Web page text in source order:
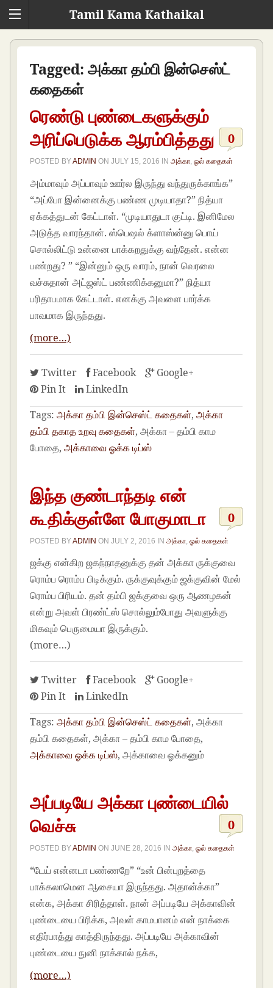
Tamil Kama Kathaikal
Tagged: அக்கா தம்பி இன்செஸ்ட்
கதைகள்
ரெண்டு புண்டைகளுக்கும்
அரிப்பெடுக்க ஆரம்பித்தது
0
POSTED BYADMIN ONJULY 15, 2016 INஅக்கா ,ஓல் கதைகள்
அம்மாவும் அப்பாவும் ஊர்ல இருந்து வந்துருக்காங்க”
“அப்போ இன்னைக்கு பண்ண முடியாதா?” நித்யா
ஏக்கத்துடன் கேட்டாள். “முடியாதுடா குட்டி. இனிமேல
அடுத்த வாரந்தான். ஸ்பெஷல் க்ளாஸ்ன்னு பொய்
சொல்லிட்டு உன்னை பாக்கறதுக்கு வந்தேன். என்ன
பண்றது? ” “இன்னும் ஒரு வாரம், நான் வெரலை
வச்சுதான் அட்ஜஸ்ட் பண்ணிக்கனுமா?” நித்யா
பரிதாபமாக கேட்டாள். எனக்கு அவளை பார்க்க
பாவமாக இருந்தது.
(more…)
Twitter Facebook
Google+
Pin It
LinkedIn
Tags: அக்கா தம்பி இன்செஸ்ட் கதைகள்,அக்கா
தம்பி தகாத உறவு கதைகள், அக்கா – தம்பி காம
போதை,அக்காவை ஓக்க டிப்ஸ்
இந்த குண்டாந்தடி என்
கூதிக்குள்ளே போகுமாடா
0
POSTED BY ADMIN ON JULY 2, 2016 INஅக்கா ,ஓல் கதைகள்
ஜக்கு என்கிற ஜகந்நாதனுக்கு தன் அக்கா ருக்குவை
ரொம்ப ரொம்ப பிடிக்கும். ருக்குவுக்கும் ஜக்குவின் மேல்
ரொம்ப பிரியம். தன் தம்பி ஜக்குவை ஒரு ஆணழகன்
என்று அவள் பிரண்ட்ஸ் சொல்லும்போது அவளுக்கு
மிகவும் பெருமையா இருக்கும்.
(more…)
Twitter Facebook
Google+
Pin It
LinkedIn
Tags: அக்கா தம்பி இன்செஸ்ட் கதைகள், அக்கா
தம்பி கதைகள், அக்கா – தம்பி காம போதை,
அக்காவை ஓக்க டிப்ஸ், அக்காவை ஓக்கனும்
அப்படியே அக்கா புண்டையில்
வெச்சு
0
POSTED BYADMIN ONJUNE 28, 2016 INஅக்கா ,ஓல் கதைகள்
“டேய் என்னடா பண்ணறே” “உன் பின்புறத்தை
பாக்கலாமென ஆசையா இருந்தது. அதான்க்கா”
என்க, அக்கா சிரித்தாள். நான் அப்படியே அக்காவின்
புண்டையை பிரிக்க, அவள் காமபானம் என் நாக்கை
எதிர்பாத்து காத்திருந்தது. அப்படியே அக்காவின்
புண்டையை நுனி நாக்கால் நக்க,
(more…)